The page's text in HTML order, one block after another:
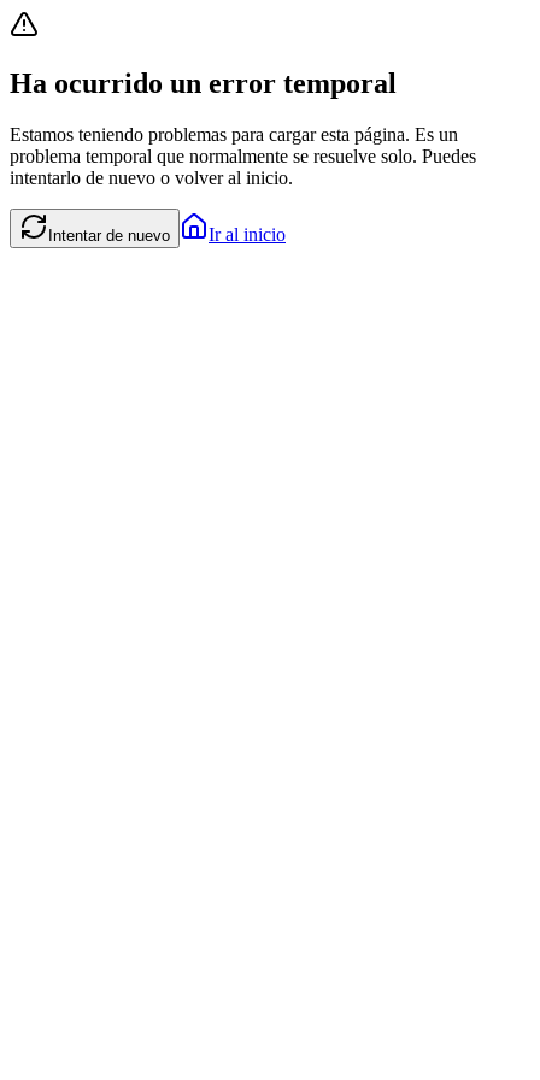
Ha ocurrido un error temporal
Estamos teniendo problemas para cargar esta página. Es un
problema temporal que normalmente se resuelve solo. Puedes
intentarlo de nuevo o volver al inicio.
Intentar de nuevo Ir al inicio